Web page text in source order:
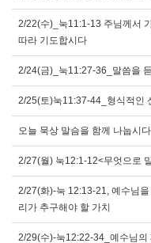
2/22(수)_눅11:1-13 주님께서
따라 기도합시다
2/24(금)_눅11:27-36_말씀을
2/25(토)눅11:37-44_형식적인
오늘 묵상 말슴을 함께 나눕시
2/27(월) 눅12:1-12<무엇으로
2/27(화)-눅 12:13-21, 예수님
리가 추구해야 할 가치
2/29(수)-눅12:22-34_예수님의